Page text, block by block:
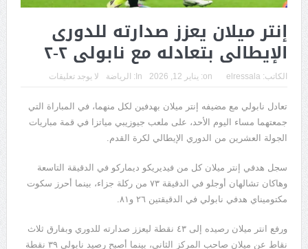
إنتر ميلان يعزز صدارته للدورى
الإيطالى بتعادله مع نابولى ٢-٢
الكاتب: elressala
on: يناير 12, 2026 In: الرياضة لا يوجد تعليقات
تعادل نابولي مع مضيفه إنتر ميلان بهدفين لكل منهما، في المباراة التي
جمعتهما مساء اليوم الأحد، على ملعب جيوزيبي مياتزا في قمة مباريات
الجولة العشرين من الدوري الإيطالي لكرة القدم.
سجل هدفي إنتر ميلان كل من فيديريكو ديماركو في الدقيقة التاسعة
وهاكان تشالهان أوجلو في الدقيقة ٧٣ من ركلة جزاء، بينما أحرز سكوت
مكتوميناي هدفي نابولي في الدقيقتين ٢٦ و٨١.
ورفع انتر ميلان رصيده إلى ٤٣ نقطة ليعزز صدارته للدوري وبفارق ثلاث
نقاط عن ميلان صاحب المركز الثاني، بينما أصبح رصيد نابولي ٣٩ نقطة